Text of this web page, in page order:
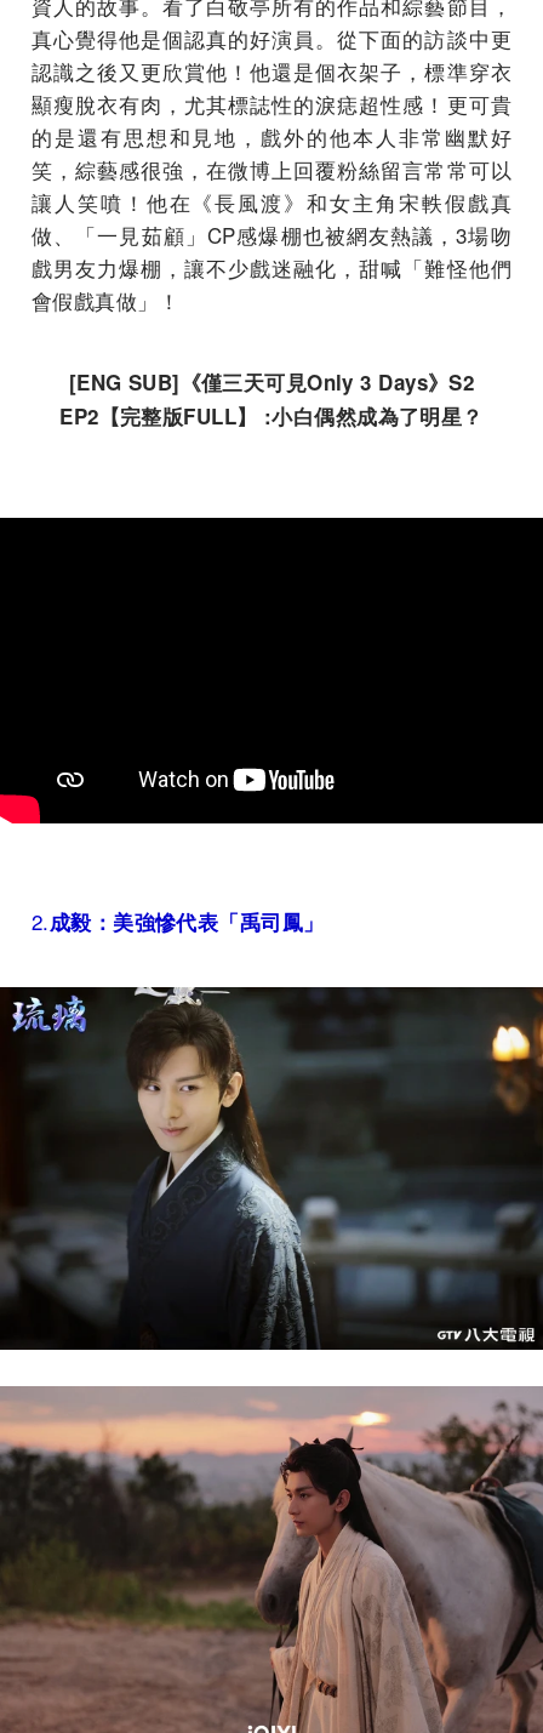
真心覺得他是個認真的好演員。從下面的訪談中更
認識之後又更欣賞他！他還是個衣架子，標準穿衣
顯瘦脫衣有肉，尤其標誌性的淚痣超性感！更可貴
的是還有思想和見地，戲外的他本人非常幽默好
笑，綜藝感很強，在微博上回覆粉絲留言常常可以
讓人笑噴！他在《長風渡》和女主角宋軼假戲真
做、「一見茹顧」CP感爆棚也被網友熱議，3場吻
戲男友力爆棚，讓不少戲迷融化，甜喊「難怪他們
會假戲真做」！
[ENG SUB] 《僅三天可見Only 3 Days》S2
EP2 【完整版FULL】 :小白偶然成為了明星？
2.成毅：美強慘代表「禹司鳳」